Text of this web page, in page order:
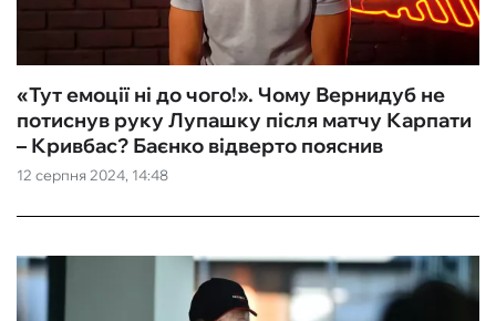
12 серпня 2024, 14:48
«Тут емоції ні до чого!». Чому Вернидуб не
потиснув руку Лупашку після матчу Карпати
– Кривбас? Баєнко відверто пояснив